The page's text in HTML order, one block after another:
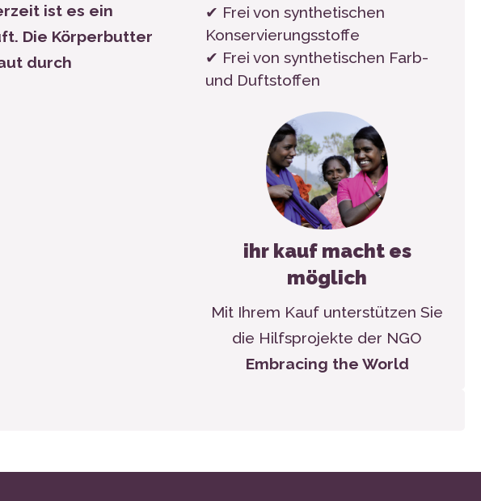
ist es ein
Die Körperbutter
durch
✔ Frei von synthetischen
Konservierungsstoffe
✔ Frei von synthetischen Farb-
und Duftstoffen
ihr kauf macht es
möglich
Mit Ihrem Kauf unterstützen Sie
die Hilfsprojekte der NGO
Embracing the World